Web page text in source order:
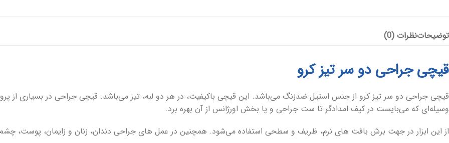
توضیحاتنظرات (0)
قیچی جراحی دو سر تیز کرو
قیچی جراحی دو سر تیز کرو از جنس استیل ضدزنگ می‌باشد. این قیچی باکیفیت، در هر دو لبه، تیز می‌باشد. قیچی جراحی در بسیاری از
وسیله‌ای که می‌بایست در کیف امدادگر تا ست جراحی و یا بخش اورژانس از آن بهره برد.
از این ابزار در جهت برش بافت های نرم، ظریف و سطحی استفاده می‌شود. همچنین در عمل های جراحی دندان، زنان و زایمان، پوست، چشم